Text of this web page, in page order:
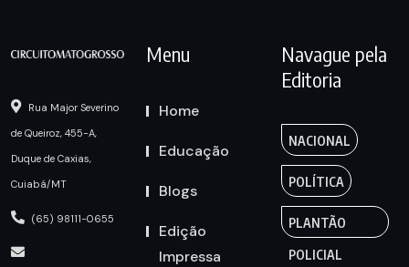
Rua Major Severino
de Queiroz, 455-A,
Duque de Caxias,
Cuiabá/MT
(65) 98111-0655
Menu
Home
Educação
Blogs
Edição
Impressa
Navague pela
Editoria
NACIONAL
POLÍTICA
PLANTÃO
POLICIAL